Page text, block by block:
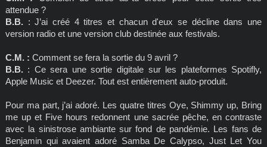
attendue ?
B.B.: J’ai créé 4 titres et chacun d'eux se décline dans une
version radio et une version club destinée aux festivals.
C.M. : Comment se fera la sortie du 9 avril ?
B.B.: Ce sera une sortie digitale sur les plateformes Spotifly,
Apple Music et Deezer. Tout est entièrement auto-produit.
Pour ma part, j’ai adoré. Les quatre titres Oye, Shimmy up, Bring
me up et Five hours redonnent une sacrée pêche, en contraste
avec la sinistrose ambiante sur fond de pandémie. Les fans de
Benjamin qui avaient adoré Samba De Calypso, Just Let You